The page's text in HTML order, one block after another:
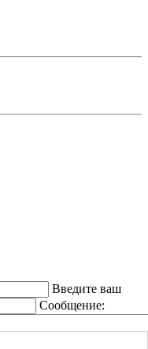
Введите ваш
Сообщение: